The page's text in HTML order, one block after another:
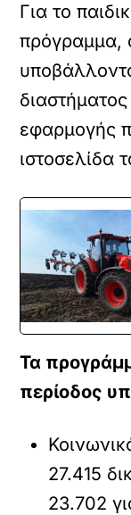
Για το
πρόγραμμα,
εφαρμογής
ιστοσελίδα
Τα
περίοδος
27.415
23.702